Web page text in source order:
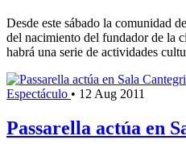
Desde este sábado la comunidad
del nacimiento del fundador de la
habrá una serie de actividades
Espectáculo • 12 Aug 2011
Passarella actúa en